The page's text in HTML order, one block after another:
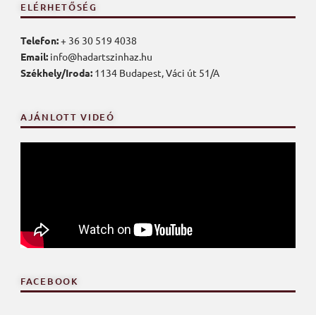
ELÉRHETŐSÉG
Telefon:+ 36 30 519 4038
Email: info@hadartszinhaz.hu
Székhely/Iroda: 1134 Budapest, Váci út 51/A
AJÁNLOTT VIDEÓ
FACEBOOK